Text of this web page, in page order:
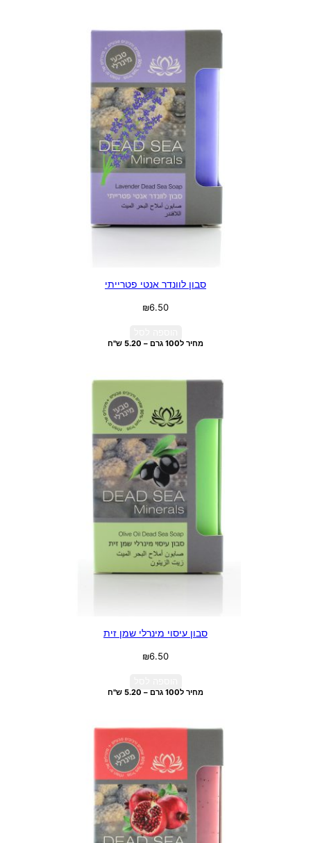
סבון לוונדר אנטי פטרייתי
₪6.50
מחיר ל100 גרם – 5.20 ש"ח
סבון עיסוי מינרלי שמן זית
₪6.50
מחיר ל100 גרם – 5.20 ש"ח